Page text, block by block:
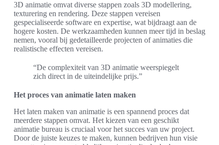
3D animatie omvat diverse stappen zoals 3D modellering,
texturering en rendering. Deze stappen vereisen
gespecialiseerde software en expertise, wat bijdraagt aan de
hogere kosten. De werkzaamheden kunnen meer tijd in beslag
nemen, vooral bij gedetailleerde projecten of animaties die
realistische effecten vereisen.
“De complexiteit van 3D animatie weerspiegelt
zich direct in de uiteindelijke prijs.”
Het proces van animatie laten maken
Het laten maken van animatie is een spannend proces dat
meerdere stappen omvat. Het kiezen van een geschikt
animatie bureau is cruciaal voor het succes van uw project.
Door de juiste keuzes te maken, kunnen bedrijven hun visie